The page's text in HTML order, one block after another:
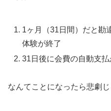
1ヶ月（31日間）だと勘
体験が終了
31日後に会費の自動支
なんてことになったら悲劇